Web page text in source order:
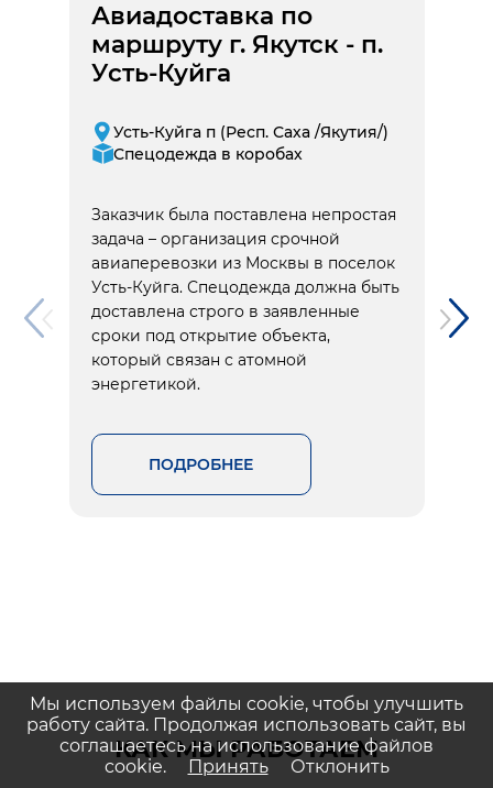
Авиадоставка по
маршруту г. Якутск - п.
Усть-Куйга
Усть-Куйга п (Респ. Саха /Якутия/)
Спецодежда в коробах
Заказчик была поставлена непростая
задача – организация срочной
авиаперевозки из Москвы в поселок
Усть-Куйга. Спецодежда должна быть
доставлена строго в заявленные
сроки под открытие объекта,
который связан с атомной
энергетикой.
ПОДРОБНЕЕ
КАК МЫ РАБОТАЕМ
Мы используем файлы cookie, чтобы улучшить
работу сайта. Продолжая использовать сайт, вы
соглашаетесь на использование файлов
cookie.
Принять Отклонить